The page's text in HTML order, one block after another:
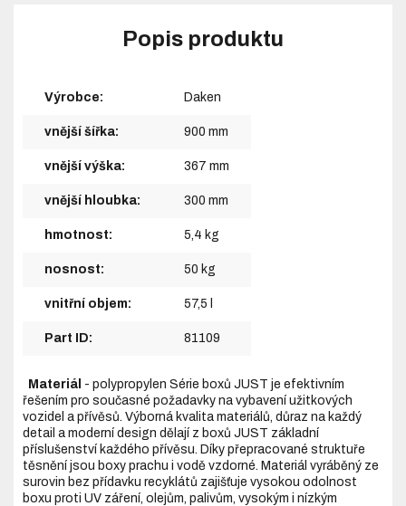
Popis produktu
Výrobce: Daken
vnější šířka: 900 mm
vnější výška: 367 mm
vnější hloubka: 300 mm
hmotnost: 5,4 kg
nosnost: 50 kg
vnitřní objem: 57,5 l
Part ID: 81109
Materiál - polypropylen Série boxů JUST je efektivním
řešením pro současné požadavky na vybavení užitkových
vozidel a přívěsů. Výborná kvalita materiálů, důraz na každý
detail a moderní design dělají z boxů JUST základní
příslušenství každého přívěsu. Díky přepracované struktuře
těsnění jsou boxy prachu i vodě vzdorné. Materiál vyráběný ze
surovin bez přídavku recyklátů zajišťuje vysokou odolnost
boxu proti UV záření, olejům, palivům, vysokým i nízkým